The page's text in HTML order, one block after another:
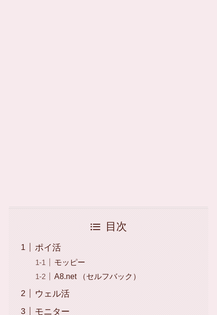
目次
ポイ活
モッピー
A8.net （セルフバック）
ウェル活
モニター